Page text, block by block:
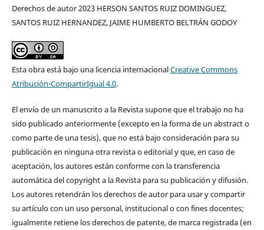
Derechos de autor 2023 HERSON SANTOS RUIZ DOMINGUEZ,
SANTOS RUIZ HERNANDEZ, JAIME HUMBERTO BELTRÁN GODOY
Esta obra está bajo una licencia internacionalCreative Commons
Atribución-CompartirIgual 4.0.
El envío de un manuscrito a la Revista supone que el trabajo no ha
sido publicado anteriormente (excepto en la forma de un abstract o
como parte de una tesis), que no está bajo consideración para su
publicación en ninguna otra revista o editorial y que, en caso de
aceptación, los autores están conforme con la transferencia
automática del copyright a la Revista para su publicación y difusión.
Los autores retendrán los derechos de autor para usar y compartir
su artículo con un uso personal, institucional o con fines docentes;
igualmente retiene los derechos de patente, de marca registrada (en